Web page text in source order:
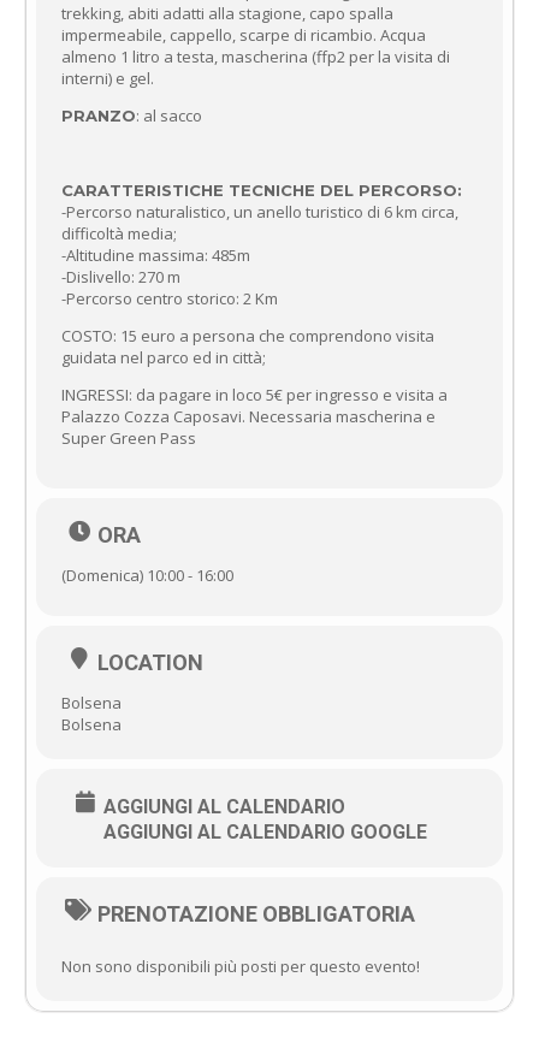
trekking, abiti adatti alla stagione, capo spalla
impermeabile, cappello, scarpe di ricambio. Acqua
almeno 1 litro a testa, mascherina (ffp2 per la visita di
interni) e gel.
PRANZO: al sacco
CARATTERISTICHE TECNICHE DEL PERCORSO:
-Percorso naturalistico, un anello turistico di 6 km circa,
difficoltà media;
-Altitudine massima: 485m
-Dislivello: 270 m
-Percorso centro storico: 2 Km
COSTO: 15 euro a persona che comprendono visita
guidata nel parco ed in città;
INGRESSI: da pagare in loco 5€ per ingresso e visita a
Palazzo Cozza Caposavi. Necessaria mascherina e
Super Green Pass
ORA
(Domenica) 10:00 - 16:00
LOCATION
Bolsena
Bolsena
AGGIUNGI AL CALENDARIO
AGGIUNGI AL CALENDARIO GOOGLE
PRENOTAZIONE OBBLIGATORIA
Non sono disponibili più posti per questo evento!